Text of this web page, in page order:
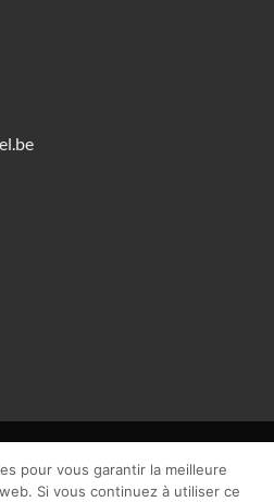
| Site web réalisé par
pour vous garantir la meilleure
Si vous continuez à utiliser ce